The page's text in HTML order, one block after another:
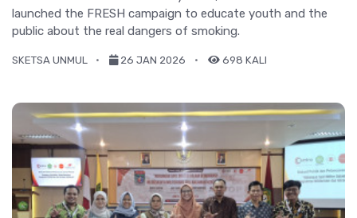
launched the FRESH campaign to educate youth and the
public about the real dangers of smoking.
SKETSA UNMUL 26 JAN 2026 698 KALI